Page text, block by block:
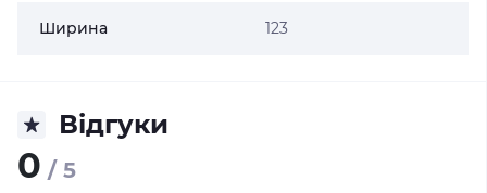
Ширина 123
Відгуки
0 / 5